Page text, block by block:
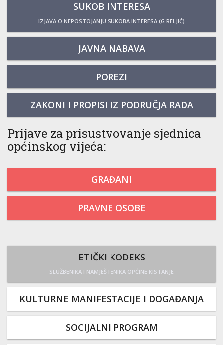
SUKOB INTERESA
IZJAVA O NEPOSTOJANJU SUKOBA INTERESA (G.RELJIĆ)
JAVNA NABAVA
POREZI
ZAKONI I PROPISI IZ PODRUČJA RADA
Prijave za prisustvovanje sjednica
općinskog vijeća:
GRAĐANI
PRAVNE OSOBE
ETIČKI KODEKS
SLUŽBENIKA I NAMJEŠTENIKA OPĆINE KISTANJE
KULTURNE MANIFESTACIJE I DOGAĐANJA
SOCIJALNI PROGRAM